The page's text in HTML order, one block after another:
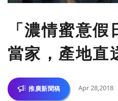
「濃情蜜意
當家，產地直
推廣新聞稿 Apr 28,2018